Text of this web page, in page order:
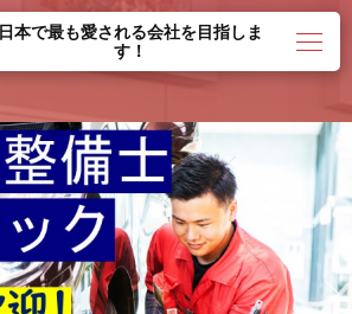
日本で最も愛される会社を目指しま
す！